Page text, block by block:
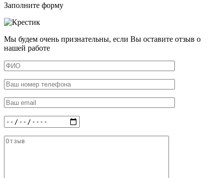
Заполните форму
Мы будем очень признательны, если Вы оставите отзыв о
нашей работе